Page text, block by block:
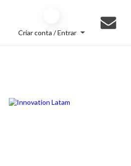
Criar conta / Entrar